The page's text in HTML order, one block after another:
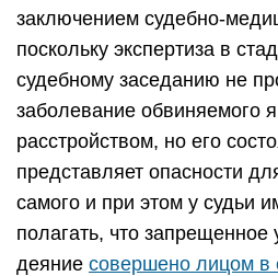
заключением судебно-
поскольку экспертиза в
судебному заседанию не
заболевание обвиняемого
расстройством, но его
представляет опасности
самого и при этом у судьи
полагать, что
деяние совершено лицом в